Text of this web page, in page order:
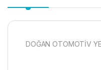
DOĞAN OTOMOTİV